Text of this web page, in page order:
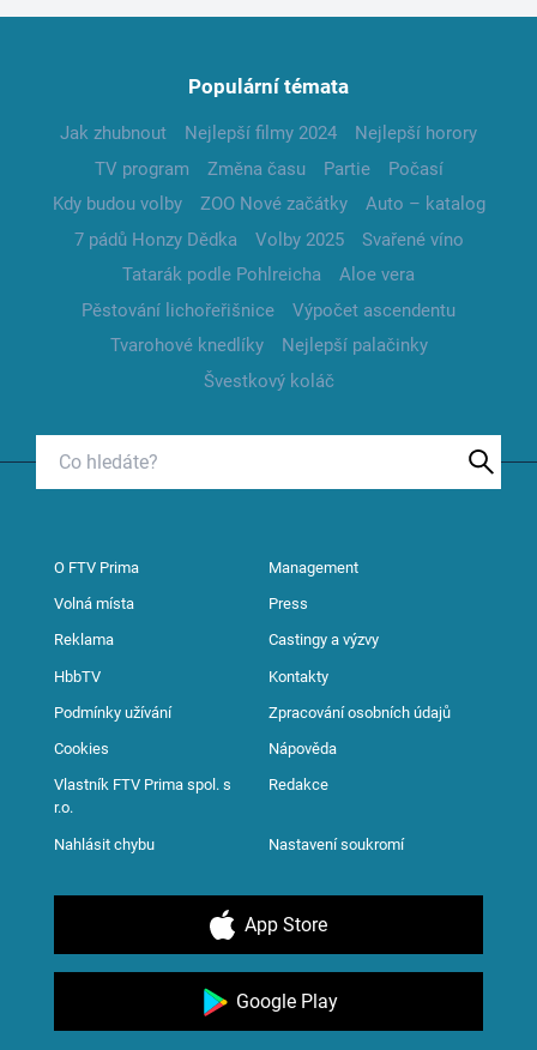
Populární témata
Jak zhubnout Nejlepší filmy 2024
Nejlepší horory
TV program
Změna času Partie
Počasí
Kdy budou volby
ZOO Nové začátky
Auto – katalog
7 pádů Honzy Dědka
Volby 2025
Svařené víno
Tatarák podle Pohlreicha
Aloe vera
Pěstování lichořeřišnice
Výpočet ascendentu
Tvarohové knedlíky
Nejlepší palačinky
Švestkový koláč
O FTV Prima Management
Volná místa Press
Reklama Castingy a výzvy
HbbTV Kontakty
Podmínky užívání Zpracování osobních údajů
Cookies Nápověda
Vlastník FTV Prima spol. s
r.o.
Redakce
Nahlásit chybu Nastavení soukromí
App Store
Google Play